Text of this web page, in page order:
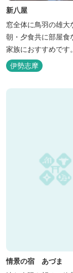
新八屋
窓全体に鳥羽の雄大
朝・夕食共に部屋食
家族におすすめです
まる朝の海は一見の
物「五右衛門蒸し」
伊勢志摩
情景の宿 あづま